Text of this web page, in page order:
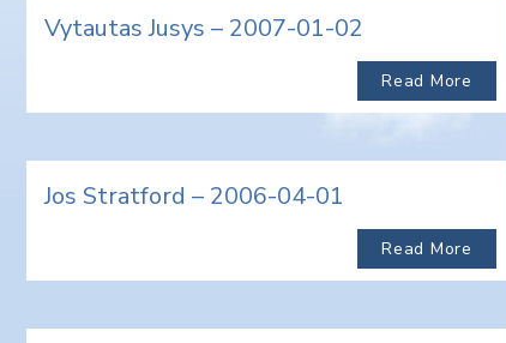
Vytautas Jusys – 2007-01-02
Read More
Jos Stratford – 2006-04-01
Read More